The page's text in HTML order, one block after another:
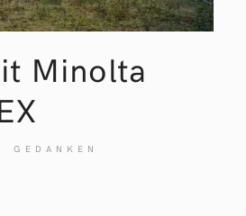
Minolta
GEDANKEN